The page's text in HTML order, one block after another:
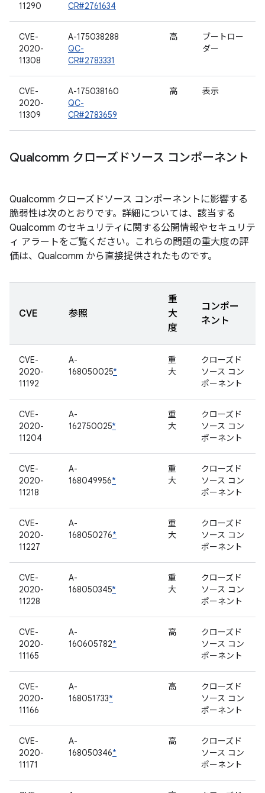
11290 CR#2761634
CVE-
2020-
11308
A-175038288
QC-
CR#2783331
高
ブートロー
ダー
CVE-
2020-
11309
A-175038160
QC-
CR#2783659
高 表示
Qualcomm クローズドソース コンポーネント
Qualcomm クローズドソース コンポーネントに影響する
脆弱性は次のとおりです。詳細については、該当する
Qualcomm のセキュリティに関する公開情報やセキュリテ
ィ アラートをご覧ください。これらの問題の重大度の評
価は、Qualcomm から直接提供されたものです。
CVE 参照
重
大
度
コンポー
ネント
CVE-
2020-
11192
A-
168050025*
重
大
クローズド
ソース コン
ポーネント
CVE-
2020-
11204
A-
162750025*
重
大
クローズド
ソース コン
ポーネント
CVE-
2020-
11218
A-
168049956*
重
大
クローズド
ソース コン
ポーネント
CVE-
2020-
11227
A-
168050276*
重
大
クローズド
ソース コン
ポーネント
CVE-
2020-
11228
A-
168050345*
重
大
クローズド
ソース コン
ポーネント
CVE-
2020-
11165
A-
160605782*
高
クローズド
ソース コン
ポーネント
CVE-
2020-
11166
A-
168051733*
高
クローズド
ソース コン
ポーネント
CVE-
2020-
11171
A-
168050346*
高
クローズド
ソース コン
ポーネント